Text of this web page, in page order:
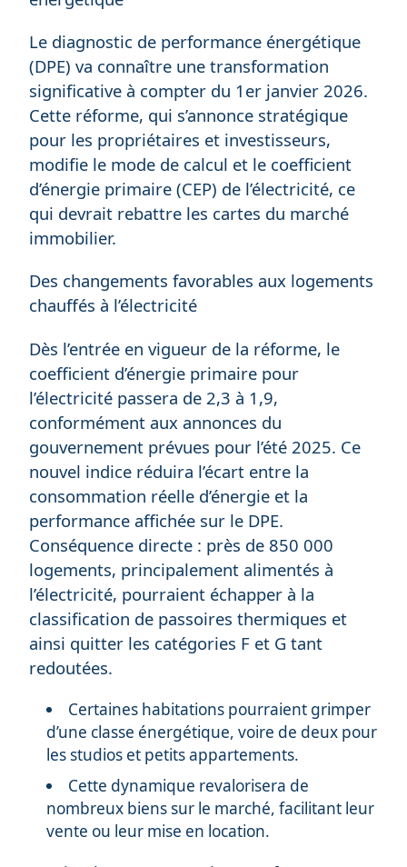
Le diagnostic de performance énergétique
(DPE) va connaître une transformation
significative à compter du 1er janvier 2026.
Cette réforme, qui s’annonce stratégique
pour les propriétaires et investisseurs,
modifie le mode de calcul et le coefficient
d’énergie primaire (CEP) de l’électricité, ce
qui devrait rebattre les cartes du marché
immobilier.
Des changements favorables aux logements
chauffés à l’électricité
Dès l’entrée en vigueur de la réforme, le
coefficient d’énergie primaire pour
l’électricité passera de 2,3 à 1,9,
conformément aux annonces du
gouvernement prévues pour l’été 2025. Ce
nouvel indice réduira l’écart entre la
consommation réelle d’énergie et la
performance affichée sur le DPE.
Conséquence directe : près de 850 000
logements, principalement alimentés à
l’électricité, pourraient échapper à la
classification de passoires thermiques et
ainsi quitter les catégories F et G tant
redoutées.
Certaines habitations pourraient grimper
d’une classe énergétique, voire de deux pour
les studios et petits appartements.
Cette dynamique revalorisera de
nombreux biens sur le marché, facilitant leur
vente ou leur mise en location.